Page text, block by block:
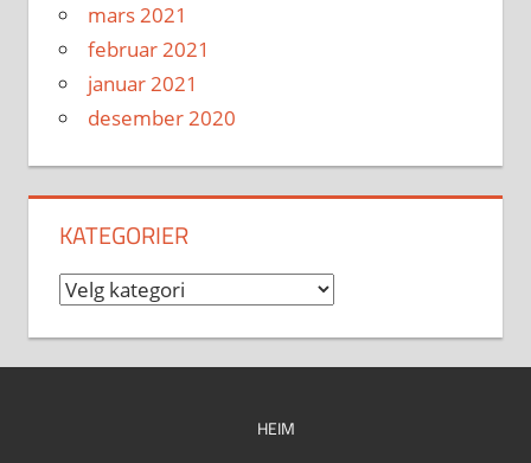
mars 2021
februar 2021
januar 2021
desember 2020
KATEGORIER
Kategorier
HEIM